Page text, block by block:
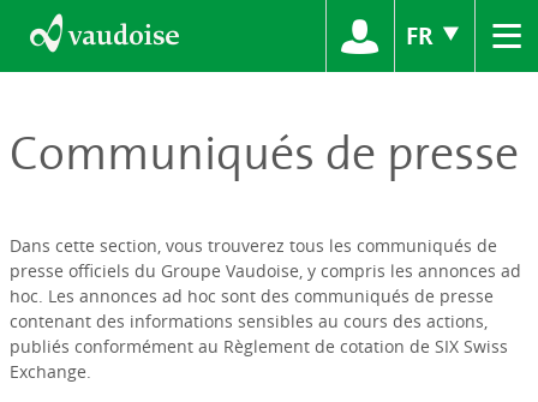
FR ≡
Communiqués de presse
Dans cette section, vous trouverez tous les communiqués de
presse officiels du Groupe Vaudoise, y compris les annonces ad
hoc. Les annonces ad hoc sont des communiqués de presse
contenant des informations sensibles au cours des actions,
publiés conformément au Règlement de cotation de SIX Swiss
Exchange.